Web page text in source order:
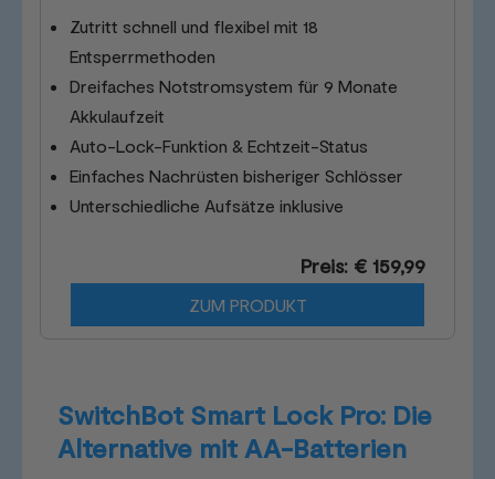
Zutritt schnell und flexibel mit 18
Entsperrmethoden
Dreifaches Notstromsystem für 9 Monate
Akkulaufzeit
Auto-Lock-Funktion & Echtzeit-Status
Einfaches Nachrüsten bisheriger Schlösser
Unterschiedliche Aufsätze inklusive
Preis: € 159,99
ZUM PRODUKT
SwitchBot Smart Lock Pro: Die
Alternative mit AA-Batterien